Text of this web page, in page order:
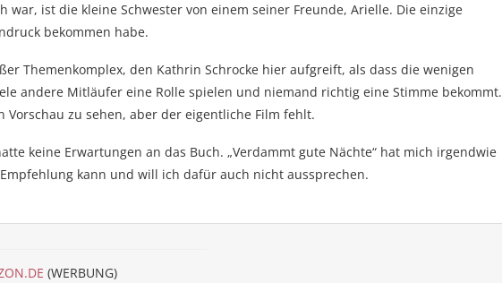
war, ist die kleine Schwester von einem seiner Freunde, Arielle. Die einzige
bekommen habe.
Themenkomplex, den Kathrin Schrocke hier aufgreift, als dass die wenigen
andere Mitläufer eine Rolle spielen und niemand richtig eine Stimme bekommt.
zu sehen, aber der eigentliche Film fehlt.
keine Erwartungen an das Buch. „Verdammt gute Nächte“ hat mich irgendwie
kann und will ich dafür auch nicht aussprechen.
(WERBUNG)